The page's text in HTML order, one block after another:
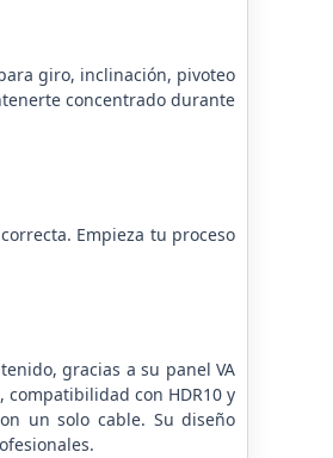
giro, inclinación, pivoteo
concentrado durante
Empieza tu proceso
gracias a su panel VA
con HDR10 y
un solo cable. Su diseño